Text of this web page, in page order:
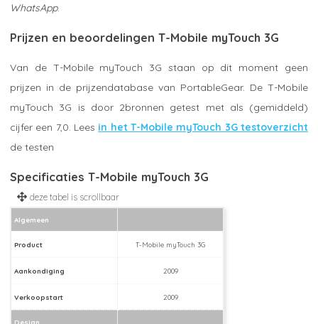
WhatsApp.
Prijzen en beoordelingen T-Mobile myTouch 3G
Van de T-Mobile myTouch 3G staan op dit moment geen
prijzen in de prijzendatabase van PortableGear. De T-Mobile
myTouch 3G is door 2bronnen getest met als (gemiddeld)
cijfer een 7,0. Lees in het T-Mobile myTouch 3G testoverzicht
de testen
Specificaties T-Mobile myTouch 3G
Algemeen
Product T-Mobile myTouch 3G
Aankondiging 2009
Verkoopstart 2009
Design